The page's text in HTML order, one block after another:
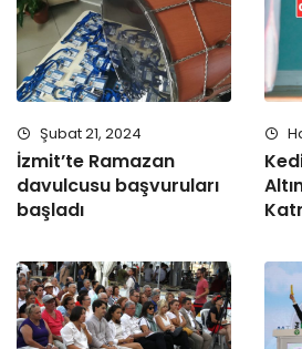
Şubat 21, 2024
İzmit’te Ramazan
davulcusu başvuruları
başladı